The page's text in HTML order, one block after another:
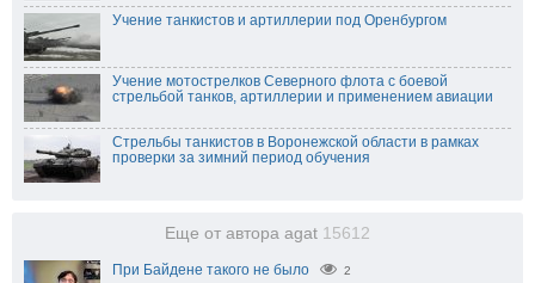
Учение танкистов и артиллерии под Оренбургом
Учение мотострелков Северного флота с боевой
стрельбой танков, артиллерии и применением авиации
Стрельбы танкистов в Воронежской области в рамках
проверки за зимний период обучения
Еще от автора agat 15612
При Байдене такого не было 2